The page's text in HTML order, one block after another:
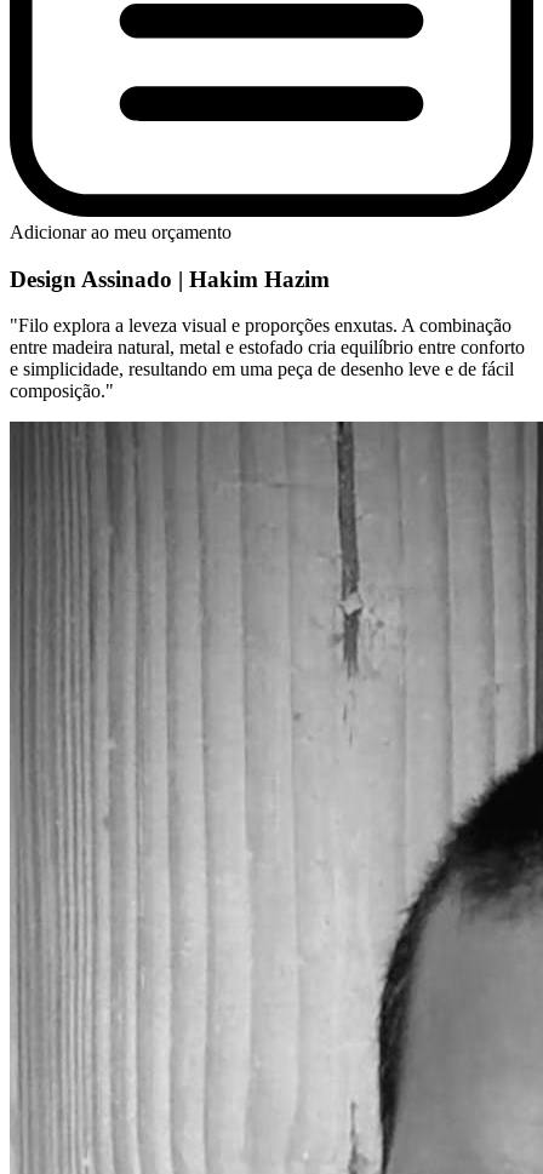
Adicionar ao meu orçamento
Design Assinado | Hakim Hazim
"Filo explora a leveza visual e proporções enxutas. A combinação
entre madeira natural, metal e estofado cria equilíbrio entre conforto
e simplicidade, resultando em uma peça de desenho leve e de fácil
composição."